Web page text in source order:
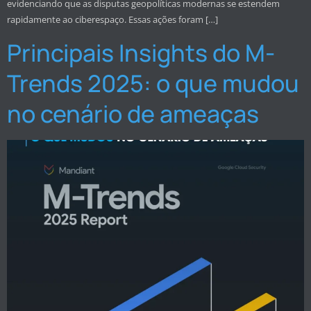
evidenciando que as disputas geopolíticas modernas se estendem
rapidamente ao ciberespaço. Essas ações foram […]
Principais Insights do M-
Trends 2025: o que mudou
no cenário de ameaças